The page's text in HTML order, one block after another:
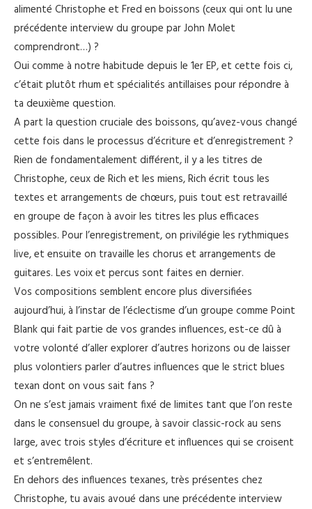
alimenté Christophe et Fred en boissons (ceux qui ont lu une
précédente interview du groupe par John Molet
comprendront…) ?
Oui comme à notre habitude depuis le 1er EP, et cette fois ci,
c’était plutôt rhum et spécialités antillaises pour répondre à
ta deuxième question.
A part la question cruciale des boissons, qu’avez-vous changé
cette fois dans le processus d’écriture et d’enregistrement ?
Rien de fondamentalement différent, il y a les titres de
Christophe, ceux de Rich et les miens, Rich écrit tous les
textes et arrangements de chœurs, puis tout est retravaillé
en groupe de façon à avoir les titres les plus efficaces
possibles. Pour l’enregistrement, on privilégie les rythmiques
live, et ensuite on travaille les chorus et arrangements de
guitares. Les voix et percus sont faites en dernier.
Vos compositions semblent encore plus diversifiées
aujourd’hui, à l’instar de l’éclectisme d’un groupe comme Point
Blank qui fait partie de vos grandes influences, est-ce dû à
votre volonté d’aller explorer d’autres horizons ou de laisser
plus volontiers parler d’autres influences que le strict blues
texan dont on vous sait fans ?
On ne s’est jamais vraiment fixé de limites tant que l’on reste
dans le consensuel du groupe, à savoir classic-rock au sens
large, avec trois styles d’écriture et influences qui se croisent
et s’entremêlent.
En dehors des influences texanes, très présentes chez
Christophe, tu avais avoué dans une précédente interview